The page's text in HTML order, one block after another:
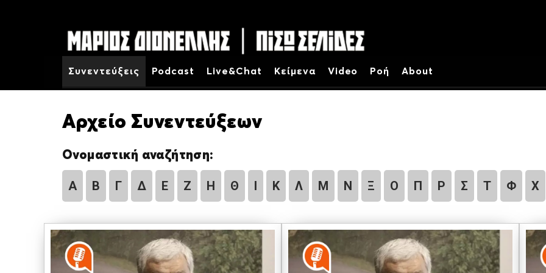
Συνεντεύξεις Podcast Live&Chat Κείμενα Video Ροή About
Αρχείο Συνεντεύξεων
Ονομαστική αναζήτηση:
Α Β Γ Δ Ε Ζ Η Θ Ι Κ Λ Μ Ν Ξ Ο Π Ρ Σ Τ Φ Χ